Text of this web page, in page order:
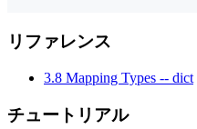
リファレンス
3.8 Mapping Types -- dict
チュートリアル